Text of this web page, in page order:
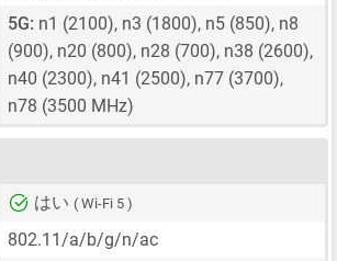
5G: n1 (2100), n3 (1800), n5 (850), n8
(900), n20 (800), n28 (700), n38 (2600),
n40 (2300), n41 (2500), n77 (3700),
n78 (3500 MHz)
はい ( Wi-Fi 5 )
802.11/a/b/g/n/ac